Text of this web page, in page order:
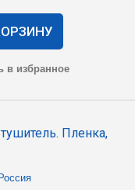
в избранное
Пленка,